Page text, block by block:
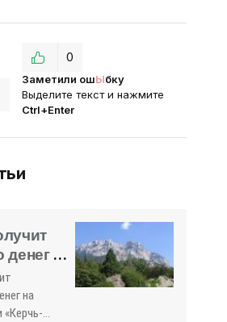
Заметили ошЫбку
Выделите текст и нажмите
Ctrl+Enter
0
денег на
-
на
«Керчь-